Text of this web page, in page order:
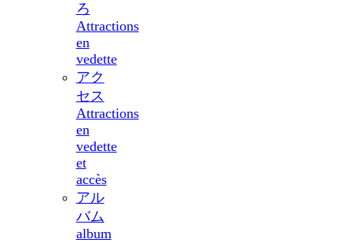
ろ
Attractions
en
vedette
アク
セス
Attractions
en
vedette
et
accès
アル
バム
album